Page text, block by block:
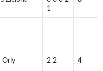
1
Orly
2 2 4